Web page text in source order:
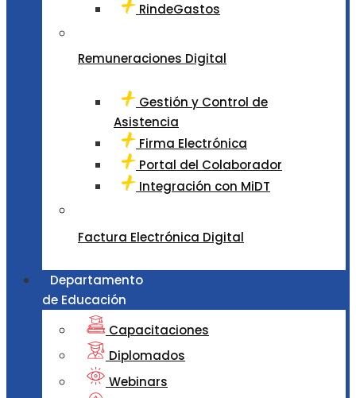
RindeGastos
Remuneraciones Digital
Gestión y Control de
Asistencia
Firma Electrónica
Portal del Colaborador
Integración con MiDT
Factura Electrónica Digital
Departamento
de Educación
Capacitaciones
Diplomados
Webinars